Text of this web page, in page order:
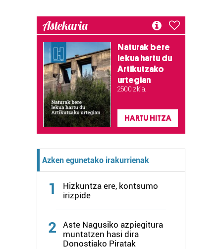
Webgune honek cookie propioak eta hirugarrenen cookie-
fitxategiak erabiltzen ditu. Zure esperientzia eta
zerbitzuak hobetzeko asmoz, cookie teknologiaz
baliatzen gara. Ohar hau onartuz gero, teknologia hori
erabiltzeko baimen esplizitua ematen diguzu.
Astekaria
Naturak bere
lekua hartu du
Artikutzako
urtegian
2.500 zkia.
HARTU HITZA
Azken egunetako irakurrienak
1
Hizkuntza ere, kontsumo
irizpide
2
Aste Nagusiko azpiegitura
muntatzen hasi dira
Donostiako Piratak